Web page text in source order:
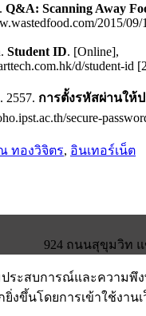
Q&A: Scanning Away
2015/09/
Student ID. [Online],
d/student-id
การตั้งรหัสผ่านให้
secure-
ทองวิจิตร, อินเทอร์เน็ต
924 ถนนสุขุมวิท แข
ประสบการณ์และความ
กยิ่งขึ้นโดยการเข้าใช้ง